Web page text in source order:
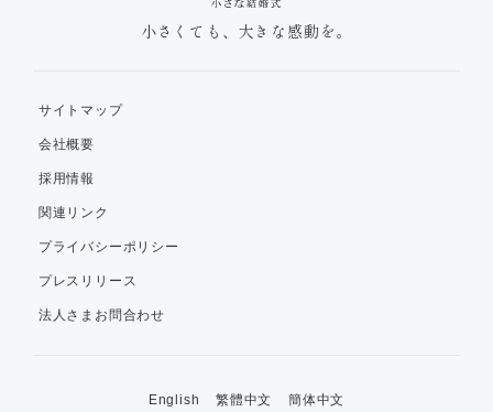
小さくても、大きな感動を。
サイトマップ
会社概要
採用情報
関連リンク
プライバシーポリシー
プレスリリース
法人さまお問合わせ
English 繁體中文 簡体中文